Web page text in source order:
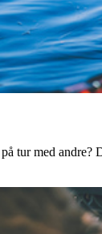
tur med